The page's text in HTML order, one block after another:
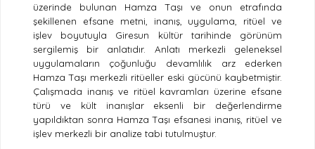
üzerinde bulunan Hamza Taşı ve onun etrafında
şekillenen efsane metni, inanış, uygulama, ritüel ve
işlev boyutuyla Giresun kültür tarihinde görünüm
sergilemiş bir anlatıdır. Anlatı merkezli geleneksel
uygulamaların çoğunluğu devamlılık arz ederken
Hamza Taşı merkezli ritüeller eski gücünü kaybetmiştir.
Çalışmada inanış ve ritüel kavramları üzerine efsane
türü ve kült inanışlar eksenli bir değerlendirme
yapıldıktan sonra Hamza Taşı efsanesi inanış, ritüel ve
işlev merkezli bir analize tabi tutulmuştur.